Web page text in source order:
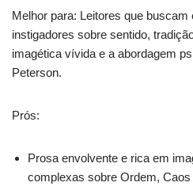
Melhor para: Leitores que
instigadores sobre sentido,
imagética vívida e a abordagem
Peterson.
Prós:
Prosa envolvente e rica em
complexas sobre Ordem,